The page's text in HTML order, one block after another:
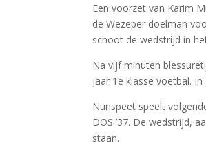
Een voorzet van Karim
de Wezeper doelman
schoot de wedstrijd in
Na vijf minuten
jaar 1e klasse voetbal.
Nunspeet speelt
DOS ’37. De wedstrijd,
staan.